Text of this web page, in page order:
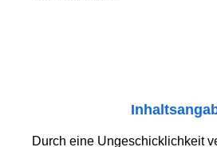
Durch eine Ungeschicklichkeit